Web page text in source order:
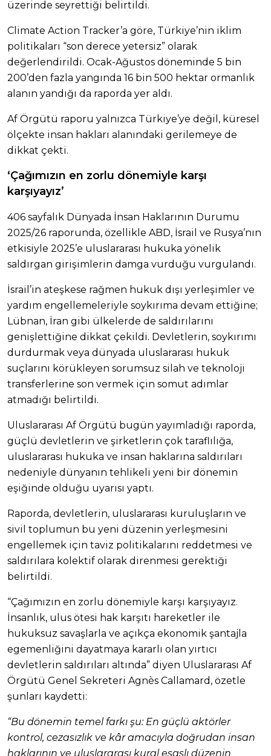
üzerinde seyrettiği belirtildi.
Climate Action Tracker’a göre, Türkiye’nin iklim
politikaları “son derece yetersiz” olarak
değerlendirildi. Ocak-Ağustos döneminde 5 bin
200’den fazla yangında 16 bin 500 hektar ormanlık
alanın yandığı da raporda yer aldı.
Af Örgütü raporu yalnızca Türkiye’ye değil, küresel
ölçekte insan hakları alanındaki gerilemeye de
dikkat çekti.
‘Çağımızın en zorlu dönemiyle karşı
karşıyayız’
406 sayfalık Dünyada İnsan Haklarının Durumu
2025/26 raporunda, özellikle ABD, İsrail ve Rusya’nın
etkisiyle 2025’e uluslararası hukuka yönelik
saldırgan girişimlerin damga vurduğu vurgulandı.
İsrail’in ateşkese rağmen hukuk dışı yerleşimler ve
yardım engellemeleriyle soykırıma devam ettiğine;
Lübnan, İran gibi ülkelerde de saldırılarını
genişlettiğine dikkat çekildi. Devletlerin, soykırımı
durdurmak veya dünyada uluslararası hukuk
suçlarını körükleyen sorumsuz silah ve teknoloji
transferlerine son vermek için somut adımlar
atmadığı belirtildi.
Uluslararası Af Örgütü bugün yayımladığı raporda,
güçlü devletlerin ve şirketlerin çok taraflılığa,
uluslararası hukuka ve insan haklarına saldırıları
nedeniyle dünyanın tehlikeli yeni bir dönemin
eşiğinde olduğu uyarısı yaptı.
Raporda, devletlerin, uluslararası kuruluşların ve
sivil toplumun bu yeni düzenin yerleşmesini
engellemek için taviz politikalarını reddetmesi ve
saldırılara kolektif olarak direnmesi gerektiği
belirtildi.
“Çağımızın en zorlu dönemiyle karşı karşıyayız.
İnsanlık, ulus ötesi hak karşıtı hareketler ile
hukuksuz savaşlarla ve açıkça ekonomik şantajla
egemenliğini dayatmaya kararlı olan yırtıcı
devletlerin saldırıları altında” diyen Uluslararası Af
Örgütü Genel Sekreteri Agnès Callamard, özetle
şunları kaydetti:
“Bu dönemin temel farkı şu: En güçlü aktörler
kontrol, cezasızlık ve kâr amacıyla doğrudan insan
haklarının ve uluslararası kural esaslı düzenin